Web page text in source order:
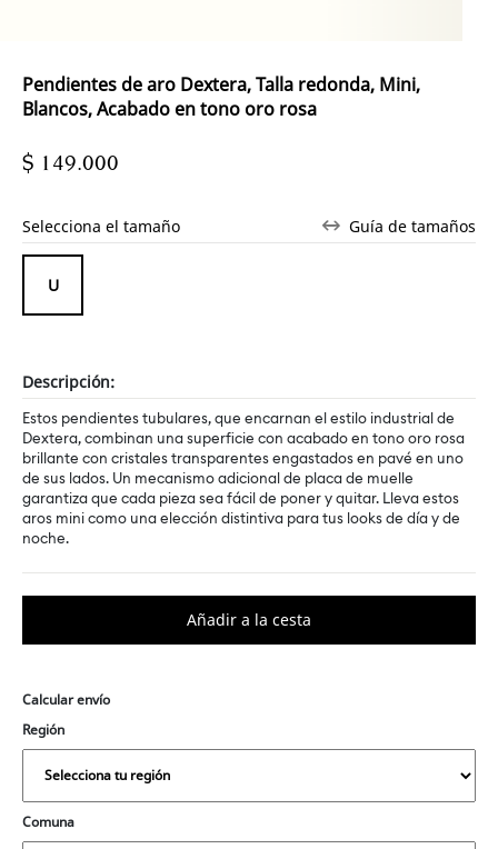
Pendientes de aro Dextera, Talla redonda, Mini,
Blancos, Acabado en tono oro rosa
$ 149.000
Selecciona el tamaño Guía de tamaños
Descripción:
Estos pendientes tubulares, que encarnan el estilo industrial de
Dextera, combinan una superficie con acabado en tono oro rosa
brillante con cristales transparentes engastados en pavé en uno
de sus lados. Un mecanismo adicional de placa de muelle
garantiza que cada pieza sea fácil de poner y quitar. Lleva estos
aros mini como una elección distintiva para tus looks de día y de
noche.
Calcular envío
Región
Comuna